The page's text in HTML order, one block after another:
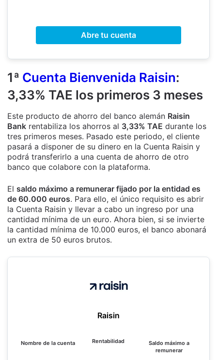
Abre tu cuenta
1ª Cuenta Bienvenida Raisin:
3,33% TAE los primeros 3 meses
Este producto de ahorro del banco alemán Raisin
Bank rentabiliza los ahorros al 3,33% TAE durante los
tres primeros meses. Pasado este periodo, el cliente
pasará a disponer de su dinero en la Cuenta Raisin y
podrá transferirlo a una cuenta de ahorro de otro
banco que colabore con la plataforma.
El saldo máximo a remunerar fijado por la entidad es
de 60.000 euros. Para ello, el único requisito es abrir
la Cuenta Raisin y llevar a cabo un ingreso por una
cantidad mínima de un euro. Ahora bien, si se invierte
la cantidad mínima de 10.000 euros, el banco abonará
un extra de 50 euros brutos.
Raisin
Nombre de la cuenta Rentabilidad
Saldo máximo a
remunerar